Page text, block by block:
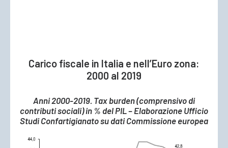
Carico fiscale in Italia e nell’Euro zona:
2000 al 2019
Anni 2000-2019. Tax burden (comprensivo di
contributi sociali) in % del PIL – Elaborazione Ufficio
Studi Confartigianato su dati Commissione europea